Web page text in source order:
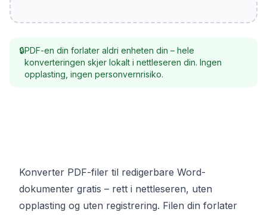
🔒PDF-en din forlater aldri enheten din – hele
konverteringen skjer lokalt i nettleseren din. Ingen
opplasting, ingen personvernrisiko.
Konverter PDF-filer til redigerbare Word-
dokumenter gratis – rett i nettleseren, uten
opplasting og uten registrering. Filen din forlater